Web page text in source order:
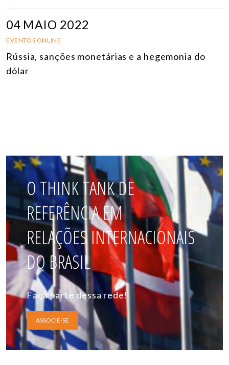
04 MAIO 2022
EVENTOS ONLINE
Rússia, sanções monetárias e a hegemonia do
dólar
O THINK TANK DE
REFERÊNCIA EM
RELAÇÕES INTERNACIONAIS
DO BRASIL
Faça parte dessa rede!
ASSOCIE-SE